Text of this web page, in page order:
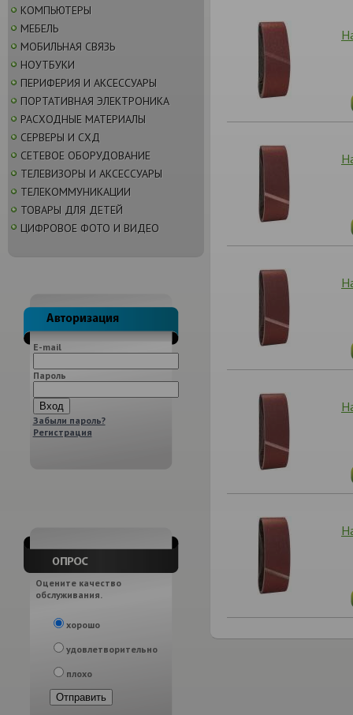
КОМПЬЮТЕРЫ
МЕБЕЛЬ
МОБИЛЬНАЯ СВЯЗЬ
НОУТБУКИ
ПЕРИФЕРИЯ И АКСЕССУАРЫ
ПОРТАТИВНАЯ ЭЛЕКТРОНИКА
РАСХОДНЫЕ МАТЕРИАЛЫ
СЕРВЕРЫ И СХД
СЕТЕВОЕ ОБОРУДОВАНИЕ
ТЕЛЕВИЗОРЫ И АКСЕССУАРЫ
ТЕЛЕКОММУНИКАЦИИ
ТОВАРЫ ДЛЯ ДЕТЕЙ
ЦИФРОВОЕ ФОТО И ВИДЕО
E-mail
Пароль
Забыли пароль?
Регистрация
Оцените качество
обслуживания.
хорошо
удовлетворительно
плохо